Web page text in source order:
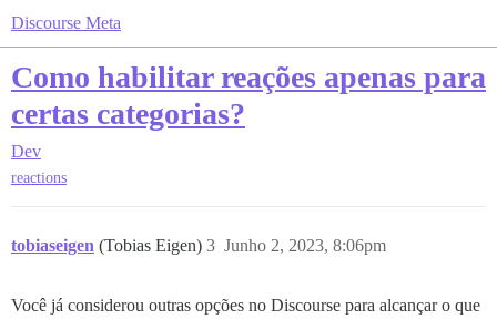
Discourse Meta
Como habilitar reações apenas para
certas categorias?
Dev
reactions
tobiaseigen (Tobias Eigen) Junho 2, 2023, 8:06pm
3
Você já considerou outras opções no Discourse para alcançar o que